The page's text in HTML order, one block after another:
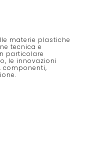
materie plastiche
tecnica e
particolare
le innovazioni
componenti,